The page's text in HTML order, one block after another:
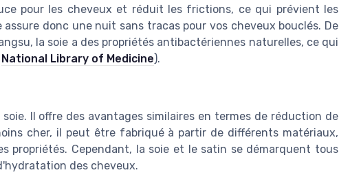
pour les cheveux et réduit les frictions, ce qui prévient les
donc une nuit sans tracas pour vos cheveux bouclés. De
la soie a des propriétés antibactériennes naturelles, ce qui
National Library of Medicine).
Il offre des avantages similaires en termes de réduction de
cher, il peut être fabriqué à partir de différents matériaux,
propriétés. Cependant, la soie et le satin se démarquent tous
des cheveux.